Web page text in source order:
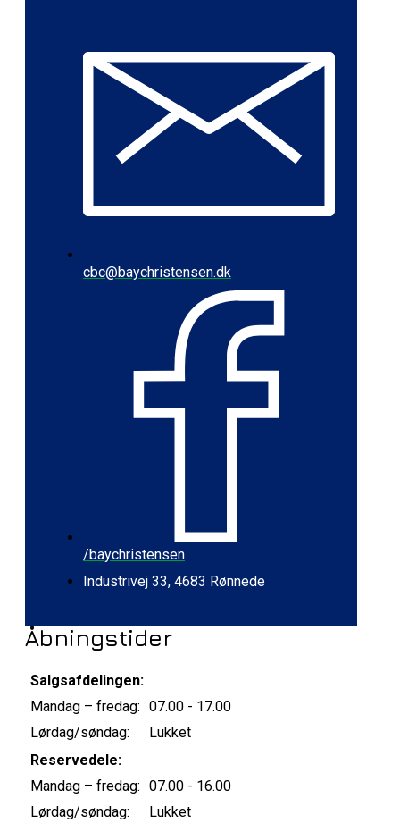
cbc@baychristensen.dk
/baychristensen
Industrivej 33, 4683 Rønnede
Åbningstider
Salgsafdelingen:
Mandag – fredag: 07.00 - 17.00
Lørdag/søndag:
Lukket
Reservedele:
Mandag – fredag: 07.00 - 16.00
Lørdag/søndag:
Lukket